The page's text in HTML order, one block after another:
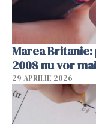
Marea
2008 nu vor
29 APRILIE 2026